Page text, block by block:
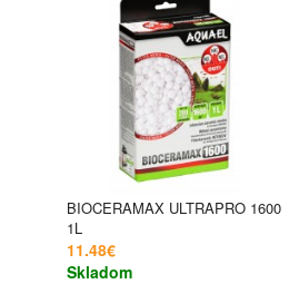
BIOCERAMAX ULTRAPRO 1600
1L
11.48€
Skladom